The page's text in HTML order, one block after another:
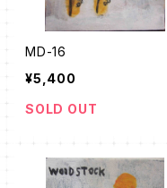
MD-16
¥5,400
SOLD OUT